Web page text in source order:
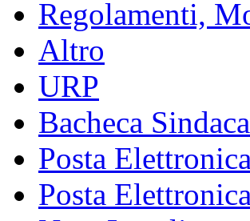
Regolamenti,
Altro
URP
Bacheca
Posta
Posta